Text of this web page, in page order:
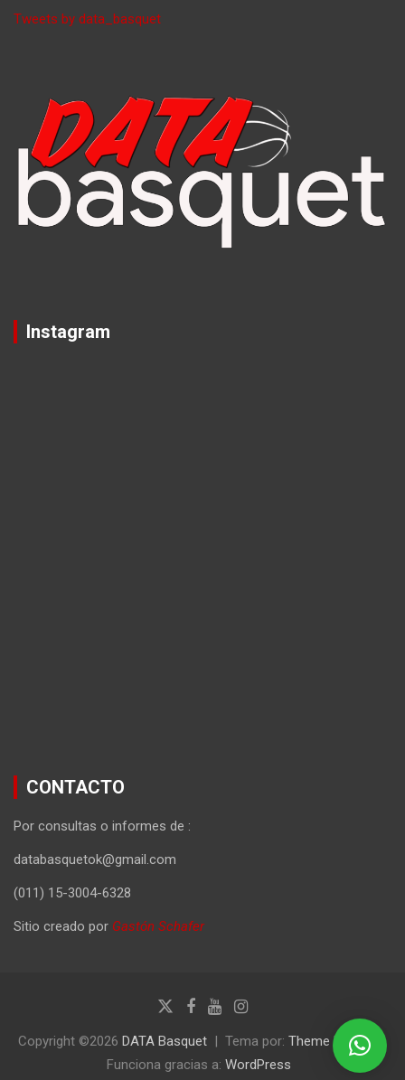
Tweets by data_basquet
Instagram
CONTACTO
Por consultas o informes de :
databasquetok@gmail.com
(011) 15-3004-6328
Sitio creado por Gastón Schafer
Copyright ©2026 DATA Basquet Tema por: Theme Horse
Funciona gracias a: WordPress